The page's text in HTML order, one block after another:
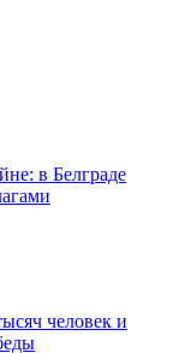
в Белграде
человек и